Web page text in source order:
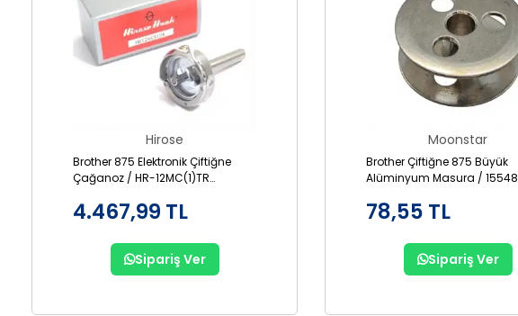
Hirose
Brother 875 Elektronik Çiftiğne
Çağanoz / HR-12MC(1)TR
4.467,99 TL
Sipariş Ver
Moonstar
Brother Çiftiğne 875 Büyük
Alüminyum Masura /
78,55 TL
Sipariş Ver